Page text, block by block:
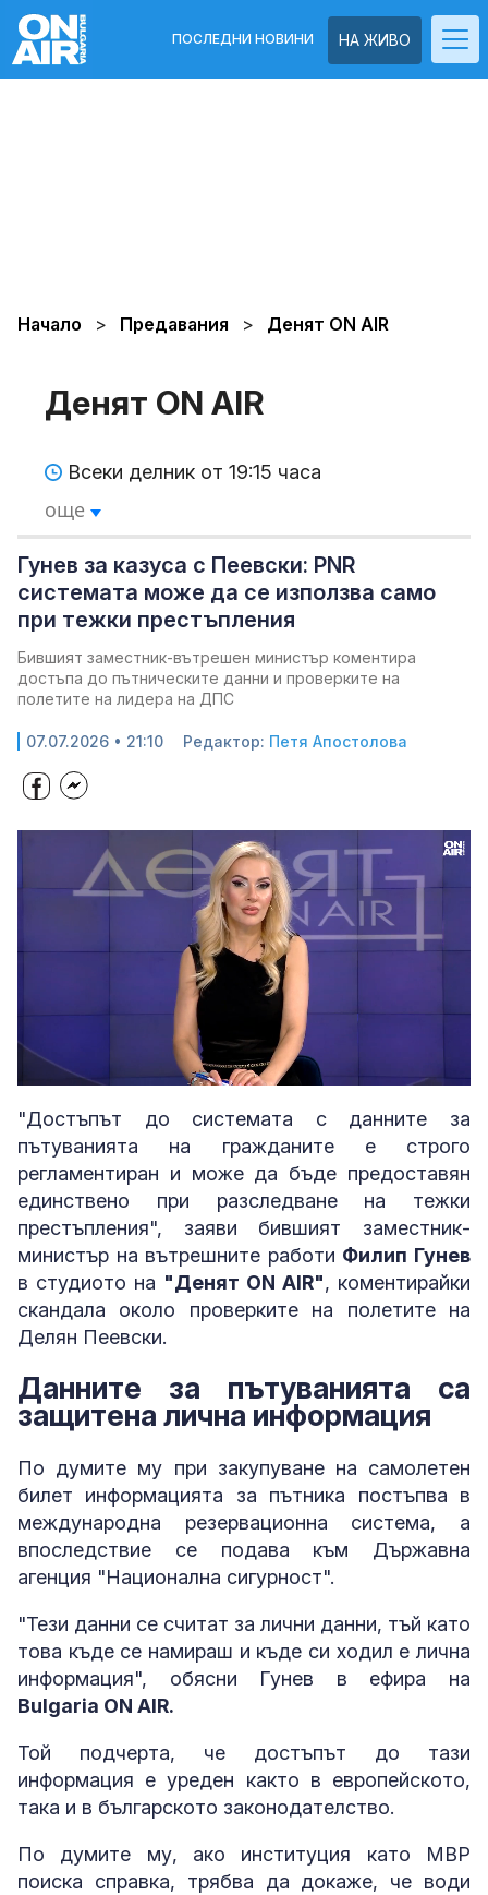
НА ЖИВО
ПОСЛЕДНИ НОВИНИ
Начало Предавания Денят ON AIR
Денят ON AIR
Всеки делник от 19:15 часа
още
Гунев за казуса с Пеевски: PNR
системата може да се използва само
при тежки престъпления
Бившият заместник-вътрешен министър коментира
достъпа до пътническите данни и проверките на
полетите на лидера на ДПС
07.07.2026 • 21:10 Редактор: Петя Апостолова
Unmute
"Достъпът до системата с данните за
пътуванията на гражданите е строго
регламентиран и може да бъде предоставян
единствено при разследване на тежки
престъпления", заяви бившият заместник-
министър на вътрешните работи Филип Гунев
в студиото на "Денят ON AIR", коментирайки
скандала около проверките на полетите на
Делян Пеевски.
Данните за пътуванията са
защитена лична информация
По думите му при закупуване на самолетен
билет информацията за пътника постъпва в
международна резервационна система, а
впоследствие се подава към Държавна
агенция "Национална сигурност".
"Тези данни се считат за лични данни, тъй като
това къде се намираш и къде си ходил е лична
информация", обясни Гунев в ефира на
Bulgaria ON AIR.
Той подчерта, че достъпът до тази
информация е уреден както в европейското,
така и в българското законодателство.
По думите му, ако институция като МВР
поиска справка, трябва да докаже, че води